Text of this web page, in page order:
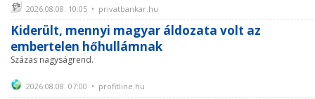
2026.08.08. 10:05 • privatbankar.hu
Kiderült, mennyi magyar áldozata volt az
embertelen hőhullámnak
Százas nagyságrend.
2026.08.08. 07:00 • profitline.hu